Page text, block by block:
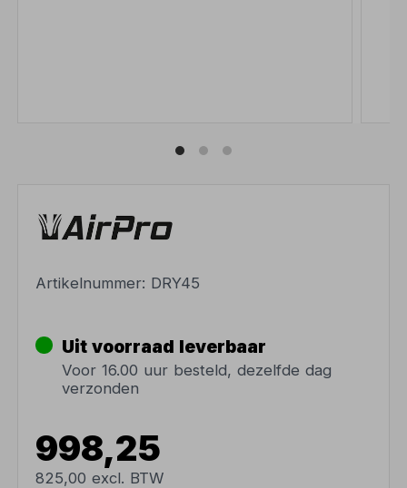
Artikelnummer: DRY45
Uit voorraad leverbaar
Voor 16.00 uur besteld, dezelfde dag
verzonden
998,25
825,00 excl. BTW